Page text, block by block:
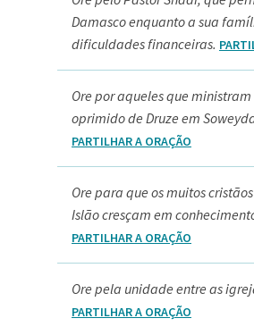
Damasco enquanto a sua
dificuldades financeiras.
Ore por aqueles que
oprimido de Druze em
PARTILHAR A ORAÇÃO
Ore para que os muitos
Islão cresçam em
PARTILHAR A ORAÇÃO
Ore pela unidade entre as
PARTILHAR A ORAÇÃO